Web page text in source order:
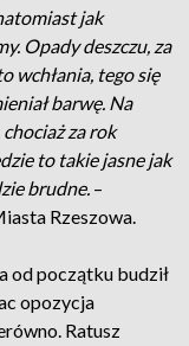
jak
Opady deszczu, za
wchłania, tego się
barwę. Na
za rok
to takie jasne jak
brudne. –
Rzeszowa.
od początku budził
opozycja
Ratusz